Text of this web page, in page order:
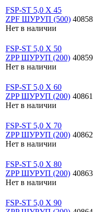
FSP-ST 5,0 X 45
ZPF ШУРУП (500)
Нет в наличии
40858
FSP-ST 5,0 X 50
ZPP ШУРУП (200)
Нет в наличии
40859
FSP-ST 5,0 X 60
ZPP ШУРУП (200)
Нет в наличии
40861
FSP-ST 5,0 X 70
ZPP ШУРУП (200)
Нет в наличии
40862
FSP-ST 5,0 X 80
ZPP ШУРУП (200)
Нет в наличии
40863
FSP-ST 5,0 X 90